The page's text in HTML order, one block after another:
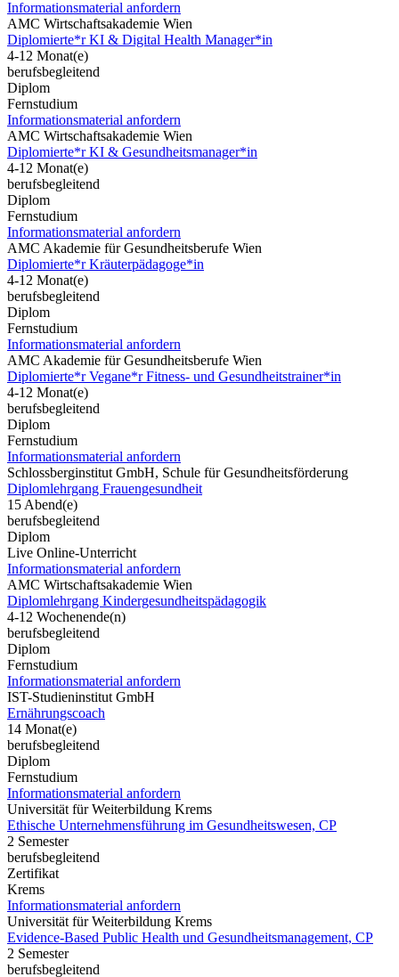
Informationsmaterial anfordern
AMC Wirtschaftsakademie Wien
Diplomierte*r KI & Digital Health Manager*in
4-12 Monat(e)
berufsbegleitend
Diplom
Fernstudium
Informationsmaterial anfordern
AMC Wirtschaftsakademie Wien
Diplomierte*r KI & Gesundheitsmanager*in
4-12 Monat(e)
berufsbegleitend
Diplom
Fernstudium
Informationsmaterial anfordern
AMC Akademie für Gesundheitsberufe Wien
Diplomierte*r Kräuterpädagoge*in
4-12 Monat(e)
berufsbegleitend
Diplom
Fernstudium
Informationsmaterial anfordern
AMC Akademie für Gesundheitsberufe Wien
Diplomierte*r Vegane*r Fitness- und Gesundheitstrainer*in
4-12 Monat(e)
berufsbegleitend
Diplom
Fernstudium
Informationsmaterial anfordern
Schlossberginstitut GmbH, Schule für Gesundheitsförderung
Diplomlehrgang Frauengesundheit
15 Abend(e)
berufsbegleitend
Diplom
Live Online-Unterricht
Informationsmaterial anfordern
AMC Wirtschaftsakademie Wien
Diplomlehrgang Kindergesundheitspädagogik
4-12 Wochenende(n)
berufsbegleitend
Diplom
Fernstudium
Informationsmaterial anfordern
IST-Studieninstitut GmbH
Ernährungscoach
14 Monat(e)
berufsbegleitend
Diplom
Fernstudium
Informationsmaterial anfordern
Universität für Weiterbildung Krems
Ethische Unternehmensführung im Gesundheitswesen, CP
2 Semester
berufsbegleitend
Zertifikat
Krems
Informationsmaterial anfordern
Universität für Weiterbildung Krems
Evidence-Based Public Health und Gesundheitsmanagement, CP
2 Semester
berufsbegleitend